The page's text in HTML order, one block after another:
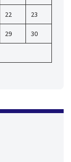
22 23
29 30